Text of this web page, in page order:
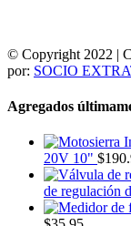
© Copyright 2022 |
por: SOCIO
Agregados
20V 10" $
de regulación